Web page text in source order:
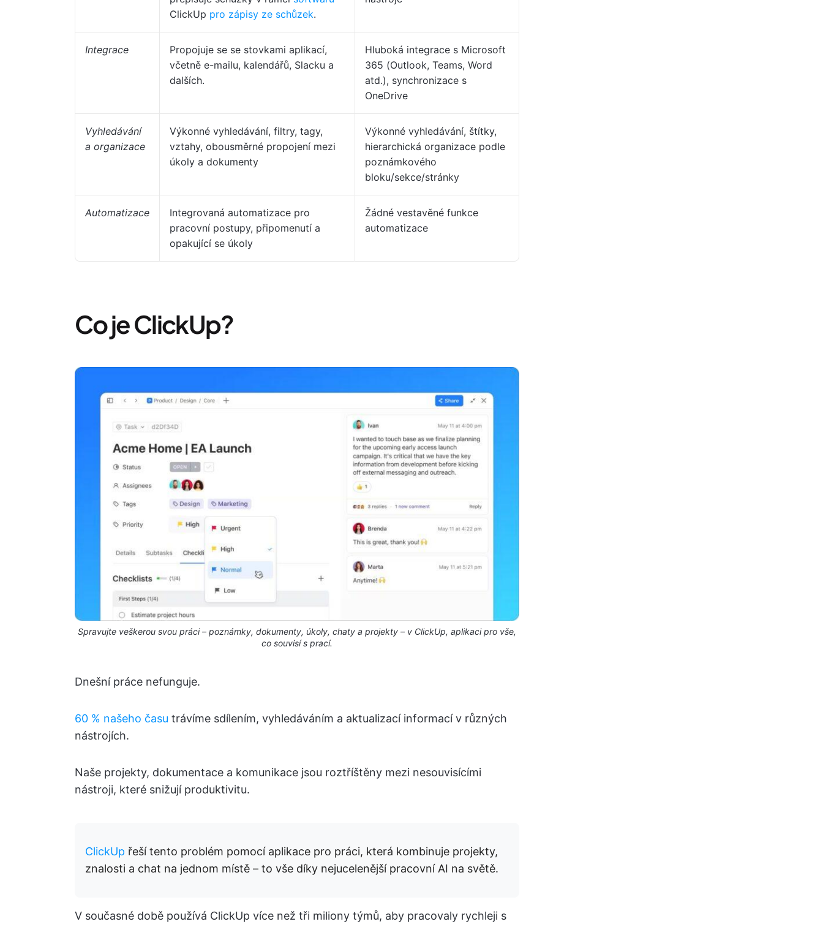
ClickUp pro zápisy ze schůzek.
Integrace
Propojuje se se stovkami aplikací,
včetně e-mailu, kalendářů, Slacku a
dalších.
Hluboká integrace s Microsoft
365 (Outlook, Teams, Word
atd.), synchronizace s
OneDrive
Vyhledávání
a organizace
Výkonné vyhledávání, filtry, tagy,
vztahy, obousměrné propojení mezi
úkoly a dokumenty
Výkonné vyhledávání, štítky,
hierarchická organizace podle
poznámkového
bloku/sekce/stránky
Automatizace
Integrovaná automatizace pro
pracovní postupy, připomenutí a
opakující se úkoly
Žádné vestavěné funkce
automatizace
Co je ClickUp?
Spravujte veškerou svou práci – poznámky, dokumenty, úkoly, chaty a projekty – v ClickUp, aplikaci pro vše,
co souvisí s prací.
Dnešní práce nefunguje.
60 % našeho času trávíme sdílením, vyhledáváním a aktualizací informací v různých
nástrojích.
Naše projekty, dokumentace a komunikace jsou roztříštěny mezi nesouvisícími
nástroji, které snižují produktivitu.
ClickUp řeší tento problém pomocí aplikace pro práci, která kombinuje projekty,
znalosti a chat na jednom místě – to vše díky nejucelenější pracovní AI na světě.
V současné době používá ClickUp více než tři miliony týmů, aby pracovaly rychleji s